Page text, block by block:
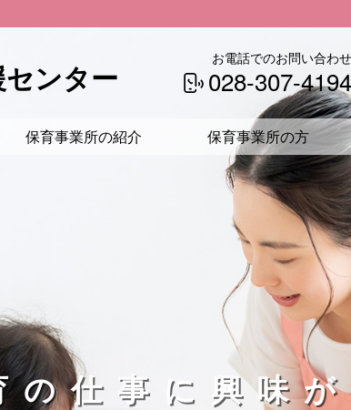
ンター
保育事業所の紹介 保育事業所の方
お電話でのお問い合わせ
028-307-4194
の仕事に興味が